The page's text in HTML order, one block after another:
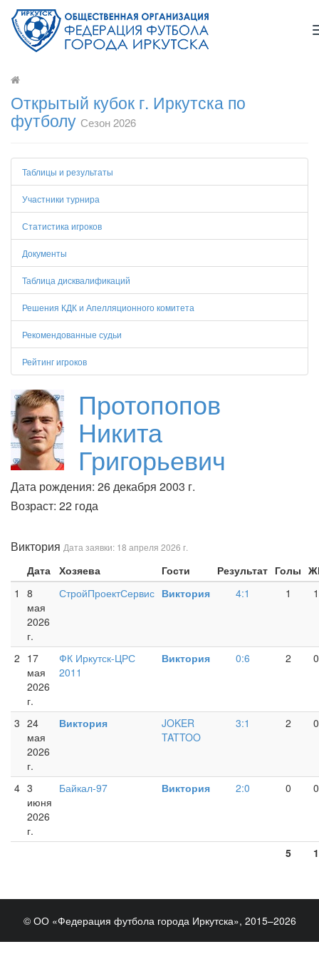
Открытый кубок г. Иркутска по
футболу Сезон 2026
Таблицы и результаты
Участники турнира
Статистика игроков
Документы
Таблица дисквалификаций
Решения КДК и Апелляционного комитета
Рекомендованные судьи
Рейтинг игроков
Протопопов
Никита
Григорьевич
Дата рождения: 26 декабря 2003 г.
Возраст: 22 года
Виктория Дата заявки: 18 апреля 2026 г.
Дата Хозяева Гости Результат Голы
1
8
мая
2026
г.
СтройПроектСервис Виктория 4:1 1 1
2 17
мая
2026
г.
ФК Иркутск-ЦРС
2011
Виктория 0:6 2 0
3 24
мая
2026
г.
Виктория
JOKER
TATTOO
3:1 2 0
4 3
июня
2026
г.
Байкал-97 Виктория 2:0 0 0
5 1
© ОО «Федерация футбола города Иркутска», 2015–2026